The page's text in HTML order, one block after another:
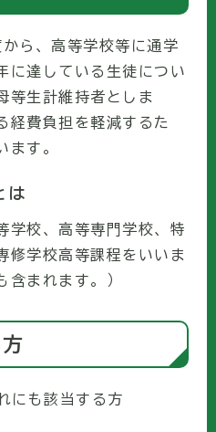
ら、高等学校等に通学
に達している生徒につい
等生計維持者としま
経費負担を軽減するた
ます。
は
学校、高等専門学校、特
修学校高等課程をいいま
含まれます。）
にも該当する方